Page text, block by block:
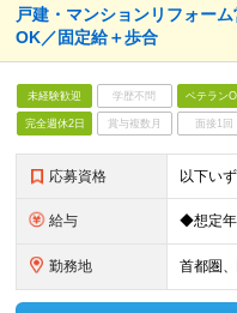
戸建・マンションリフォー
OK／固定給＋歩合
未経験歓迎 学歴不問 ベテラン
完全週休2日 賞与複数月 面接1回
応募資格
給与
勤務地